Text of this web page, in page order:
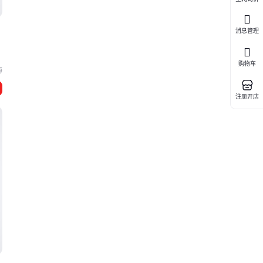
消息管理
购物车
注册开店